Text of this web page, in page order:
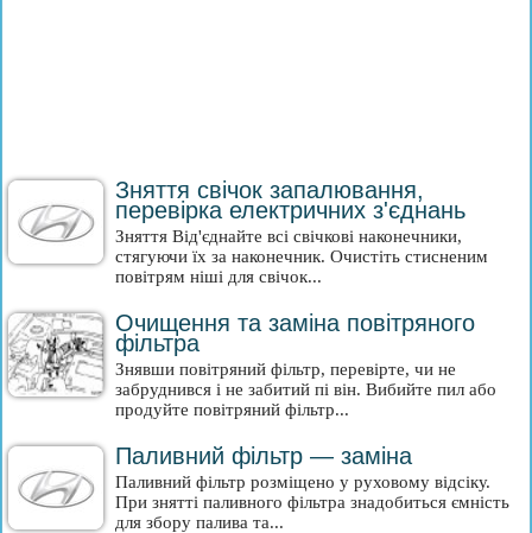
Зняття свічок запалювання,
перевірка електричних з'єднань
Зняття Від'єднайте всі свічкові наконечники,
стягуючи їх за наконечник. Очистіть стисненим
повітрям ніші для свічок...
Очищення та заміна повітряного
фільтра
Знявши повітряний фільтр, перевірте, чи не
забруднився і не забитий пі він. Вибийте пил або
продуйте повітряний фільтр...
Паливний фільтр — заміна
Паливний фільтр розміщено у руховому відсіку.
При знятті паливного фільтра знадобиться ємність
для збору палива та...